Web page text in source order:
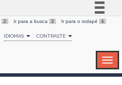
Simplifique!
Comunica BR
2 Ir para a busca 3 Ir para o rodapé 4
IDIOMAS CONTRASTE